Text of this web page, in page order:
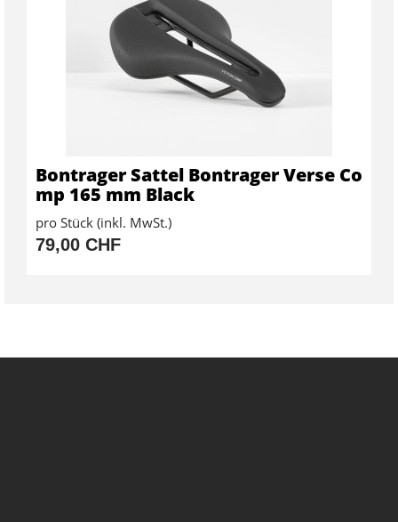
Bontrager Sattel Bontrager Verse Co
mp 165 mm Black
pro Stück (inkl. MwSt.)
79,00 CHF